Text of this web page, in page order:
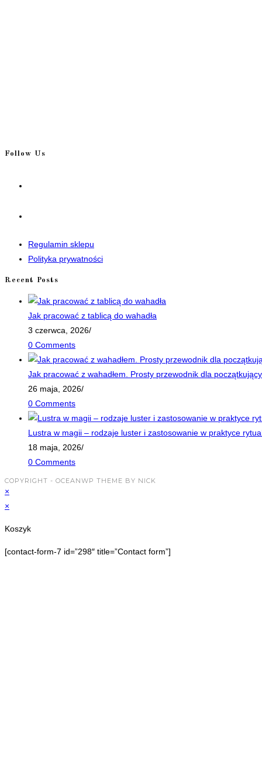
Follow Us
new
tab
Regulamin sklepu
Polityka prywatności
Recent Posts
Jak pracować z tablicą do wahadła
3 czerwca, 2026/
0 Comments
Jak pracować z wahadłem. Prosty przewodnik dla
26 maja, 2026/
0 Comments
Lustra w magii – rodzaje luster i zastosowanie w praktyce
18 maja, 2026/
0 Comments
COPYRIGHT - OCEANWP THEME BY NICK
×
×
Koszyk
[contact-form-7 id=”298″ title=”Contact form”]